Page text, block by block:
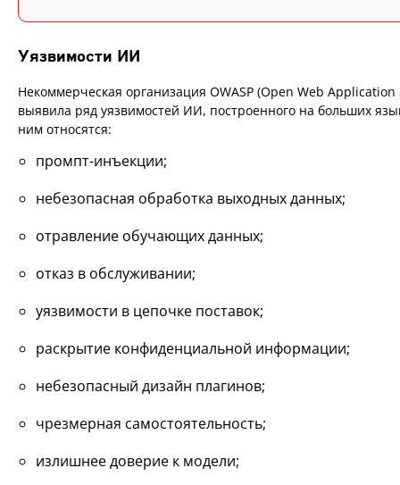
Уязвимости ИИ
Некоммерческая организация OWASP (Open Web
выявила ряд уязвимостей ИИ, построенного на больших
ним относятся:
промпт-инъекции;
небезопасная обработка выходных данных;
отравление обучающих данных;
отказ в обслуживании;
уязвимости в цепочке поставок;
раскрытие конфиденциальной информации;
небезопасный дизайн плагинов;
чрезмерная самостоятельность;
излишнее доверие к модели;